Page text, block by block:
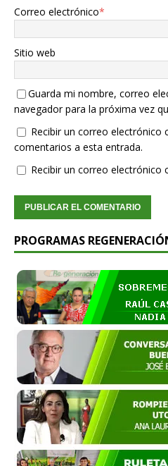
Correo electrónico*
Sitio web
Guarda mi nombre, correo
navegador para la próxima vez
Recibir un correo electrónico
comentarios a esta entrada.
Recibir un correo electrónico
PROGRAMAS